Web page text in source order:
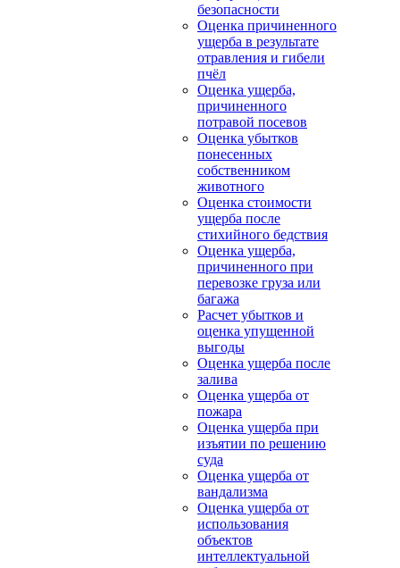
безопасности
Оценка причиненного
ущерба в результате
отравления и гибели
пчёл
Оценка ущерба,
причиненного
потравой посевов
Оценка убытков
понесенных
собственником
животного
Оценка стоимости
ущерба после
стихийного бедствия
Оценка ущерба,
причиненного при
перевозке груза или
багажа
Расчет убытков и
оценка упущенной
выгоды
Оценка ущерба после
залива
Оценка ущерба от
пожара
Оценка ущерба при
изъятии по решению
суда
Оценка ущерба от
вандализма
Оценка ущерба от
использования
объектов
интеллектуальной